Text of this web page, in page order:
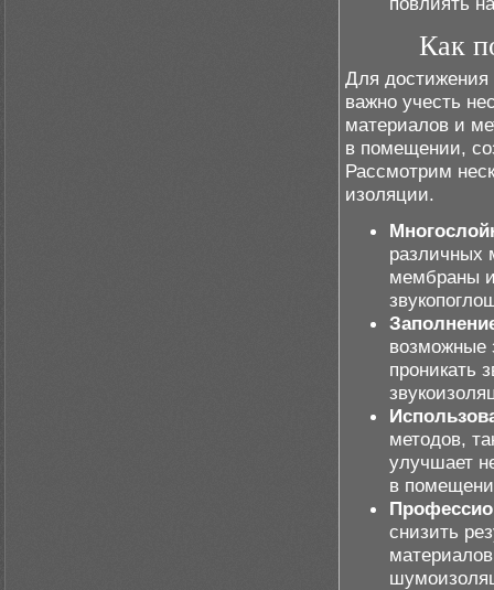
Как
Для
важно учесть
материалов и
в помещении,
Рассмотрим
изоляции.
различных
мембраны
возможные
проникать
методов,
улучшает
в
снизить